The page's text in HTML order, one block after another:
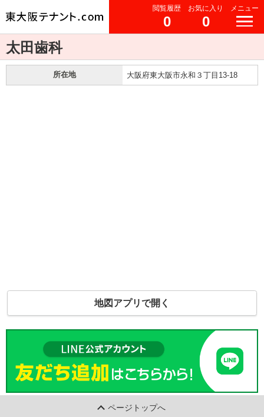
閲覧履歴
0
お気に入り
0
メニュー
太田歯科
所在地 大阪府東大阪市永和３丁目13-18
地図アプリで開く
ページトップへ